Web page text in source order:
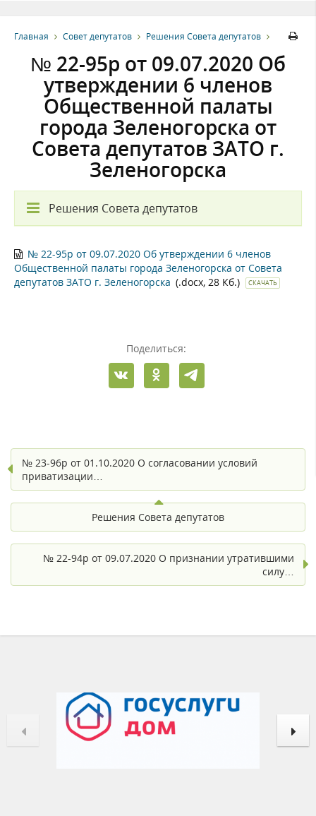
Главная Совет депутатов Решения Совета депутатов
№ 22-95р от 09.07.2020 Об
утверждении 6 членов
Общественной палаты
города Зеленогорска от
Совета депутатов ЗАТО г.
Зеленогорска
Решения Совета депутатов
№ 22-95р от 09.07.2020 Об утверждении 6 членов
Общественной палаты города Зеленогорска от Совета
депутатов ЗАТО г. Зеленогорска (.docx, 28 Кб.) СКАЧАТЬ
Поделиться:
№ 23-96р от 01.10.2020 О согласовании условий
приватизации…
Решения Совета депутатов
№ 22-94р от 09.07.2020 О признании утратившими
силу…